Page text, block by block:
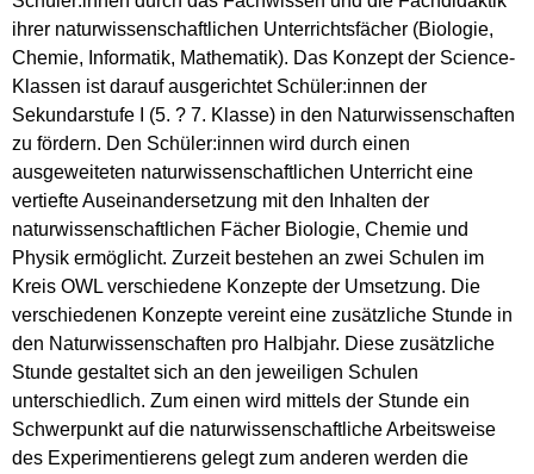
ihrer naturwissenschaftlichen Unterrichtsfächer (Biologie,
Chemie, Informatik, Mathematik). Das Konzept der Science-
Klassen ist darauf ausgerichtet Schüler:innen der
Sekundarstufe I (5. ? 7. Klasse) in den Naturwissenschaften
zu fördern. Den Schüler:innen wird durch einen
ausgeweiteten naturwissenschaftlichen Unterricht eine
vertiefte Auseinandersetzung mit den Inhalten der
naturwissenschaftlichen Fächer Biologie, Chemie und
Physik ermöglicht. Zurzeit bestehen an zwei Schulen im
Kreis OWL verschiedene Konzepte der Umsetzung. Die
verschiedenen Konzepte vereint eine zusätzliche Stunde in
den Naturwissenschaften pro Halbjahr. Diese zusätzliche
Stunde gestaltet sich an den jeweiligen Schulen
unterschiedlich. Zum einen wird mittels der Stunde ein
Schwerpunkt auf die naturwissenschaftliche Arbeitsweise
des Experimentierens gelegt zum anderen werden die